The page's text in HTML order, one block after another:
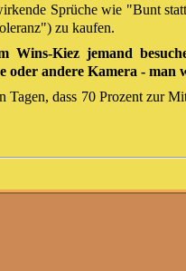
Sprüche wie "Bunt
zu kaufen.
Wins-Kiez jemand
oder andere Kamera - man
dass 70 Prozent zur